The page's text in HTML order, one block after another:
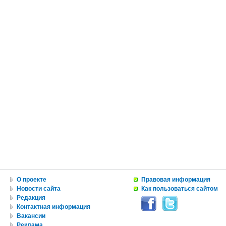
О проекте
Новости сайта
Редакция
Контактная информация
Вакансии
Правовая информация
Как пользоваться сайтом